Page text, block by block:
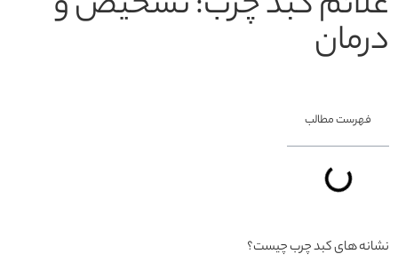
درمان
فهرست مطالب
نشانه های کبد چرب چیست؟